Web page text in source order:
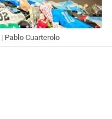
| Pablo Cuarterolo